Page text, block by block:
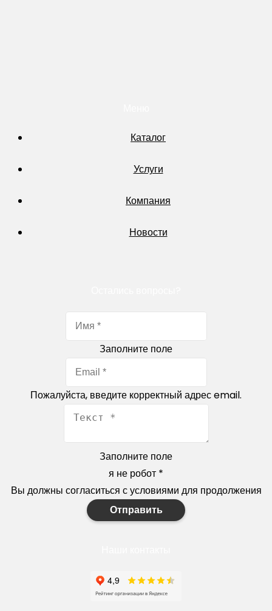
Каталог
Услуги
Компания
Новости
Заполните поле
Пожалуйста, введите корректный адрес email.
Заполните поле
я не робот *
Вы должны согласиться с условиями для продолжения
Отправить